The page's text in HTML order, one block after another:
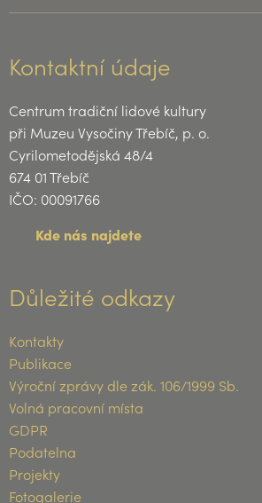
Kontaktní údaje
Centrum tradiční lidové kultury
při Muzeu Vysočiny Třebíč, p. o.
Cyrilometodějská 48/4
674 01 Třebíč
IČO: 00091766
Kde nás najdete
Důležité odkazy
Kontakty
Publikace
Výroční zprávy dle zák. 106/1999 Sb.
Volná pracovní místa
GDPR
Podatelna
Projekty
Fotogalerie